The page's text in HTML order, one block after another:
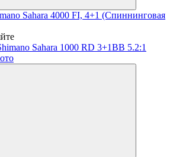
Sahara 4000 FI, 4+1 (Спиннинговая